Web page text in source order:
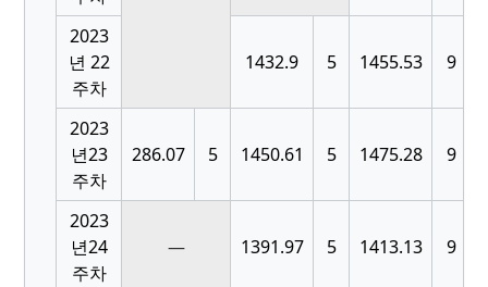
2023
년 22
주차
1432.9 5 1455.53 9
2023
년23
주차
286.07 5 1450.61 5 1475.28 9
2023
년24
주차
— 1391.97 5 1413.13 9